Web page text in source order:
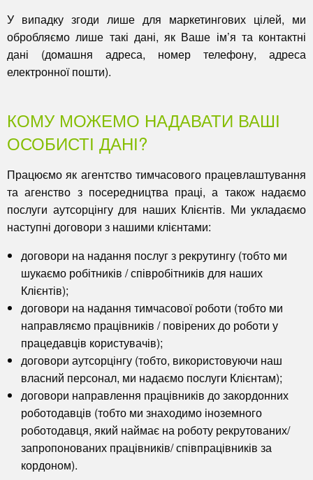
У випадку згоди лише для маркетингових цілей, ми
обробляємо лише такі дані, як Ваше ім’я та контактні
дані (домашня адреса, номер телефону, адреса
електронної пошти).
КОМУ МОЖЕМО НАДАВАТИ ВАШІ
ОСОБИСТІ ДАНІ?
Працюємо як агентство тимчасового працевлаштування
та агенство з посередництва праці, а також надаємо
послуги аутсорцінгу для наших Клієнтів. Ми укладаємо
наступні договори з нашими клієнтами:
договори на надання послуг з рекрутингу (тобто ми
шукаємо робітників / співробітників для наших
Клієнтів);
договори на надання тимчасової роботи (тобто ми
направляємо працівників / повірених до роботи у
працедавців користувачів);
договори аутсорцінгу (тобто, використовуючи наш
власний персонал, ми надаємо послуги Клієнтам);
договори направлення працівників до закордонних
роботодавців (тобто ми знаходимо іноземного
роботодавця, який наймає на роботу рекрутованих/
запропонованих працівників/ співпрацівників за
кордоном).